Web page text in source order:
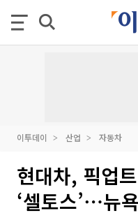
이투데이 산업 자동차
현대차, 픽업
‘셀토스’⋯뉴